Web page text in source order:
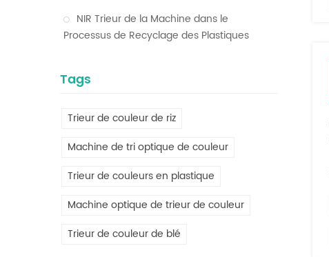
NIR Trieur de la Machine dans le
Processus de Recyclage des Plastiques
Tags
Trieur de couleur de riz
Machine de tri optique de couleur
Trieur de couleurs en plastique
Machine optique de trieur de couleur
Trieur de couleur de blé